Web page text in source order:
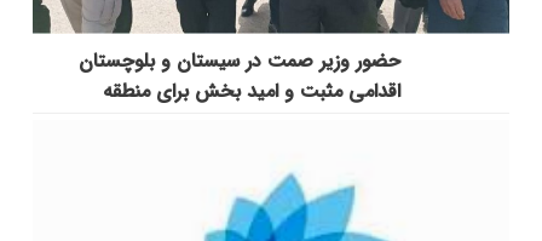
حضور وزیر صمت در سیستان و بلوچستان
اقدامی مثبت و امید بخش برای منطقه